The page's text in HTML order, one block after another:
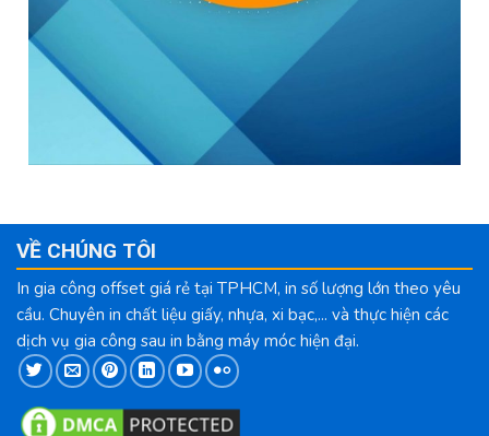
VỀ CHÚNG TÔI
In gia công offset giá rẻ tại TPHCM, in số lượng lớn theo yêu
cầu. Chuyên in chất liệu giấy, nhựa, xi bạc,... và thực hiện các
dịch vụ gia công sau in bằng máy móc hiện đại.